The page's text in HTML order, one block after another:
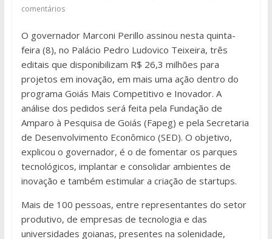
comentários
O governador Marconi Perillo assinou nesta quinta-
feira (8), no Palácio Pedro Ludovico Teixeira, três
editais que disponibilizam R$ 26,3 milhões para
projetos em inovação, em mais uma ação dentro do
programa Goiás Mais Competitivo e Inovador. A
análise dos pedidos será feita pela Fundação de
Amparo à Pesquisa de Goiás (Fapeg) e pela Secretaria
de Desenvolvimento Econômico (SED). O objetivo,
explicou o governador, é o de fomentar os parques
tecnológicos, implantar e consolidar ambientes de
inovação e também estimular a criação de startups.
Mais de 100 pessoas, entre representantes do setor
produtivo, de empresas de tecnologia e das
universidades goianas, presentes na solenidade,